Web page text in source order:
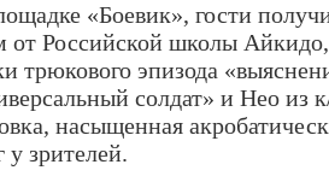
«Боевик», гости
от Российской школы
трюкового эпизода
солдат» и Нео из
насыщенная
у зрителей.